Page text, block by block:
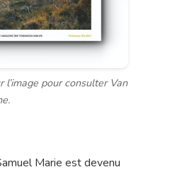
l’image pour consulter Van
Marie est devenu